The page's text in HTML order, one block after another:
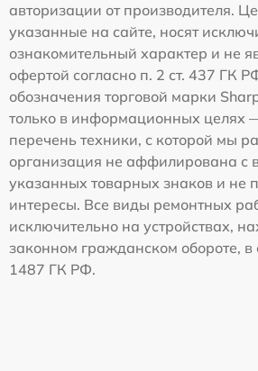
авторизации от производителя.
указанные на сайте, носят
ознакомительный характер и не
офертой согласно п. 2 ст. 437 ГК
обозначения торговой марки
только в информационных целях
перечень техники, с которой мы
организация не аффилирована с
указанных товарных знаков и не
интересы. Все виды ремонтных
исключительно на устройствах,
законном гражданском обороте, в
1487 ГК РФ.